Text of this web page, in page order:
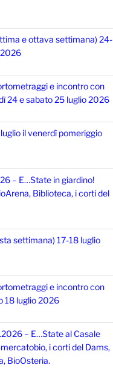
e ottava settimana) 24-
e incontro con
24 e sabato 25 luglio 2026
il venerdì pomeriggio
– E…State in giardino!
Biblioteca, i corti del
settimana) 17-18 luglio
e incontro con
18 luglio 2026
– E…State al Casale
i corti del Dams,
BioOsteria.